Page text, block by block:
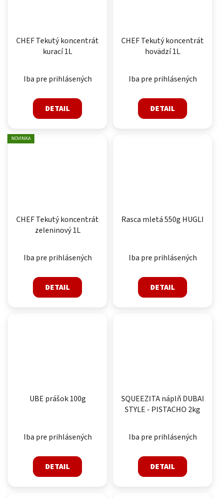
CHEF Tekutý koncentrát
kurací 1L
Iba pre prihlásených
DETAIL
CHEF Tekutý koncentrát
hovädzí 1L
Iba pre prihlásených
DETAIL
NOVINKA
CHEF Tekutý koncentrát
zeleninový 1L
Iba pre prihlásených
DETAIL
Rasca mletá 550g HUGLI
Iba pre prihlásených
DETAIL
UBE prášok 100g
Iba pre prihlásených
DETAIL
SQUEEZITA náplň DUBAI
STYLE - PISTACHO 2kg
Iba pre prihlásených
DETAIL